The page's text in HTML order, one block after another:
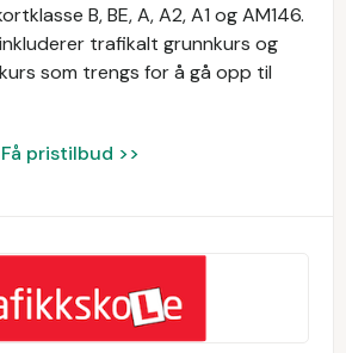
B, BE, A, A2, A1 og AM146.
trafikalt grunnkurs og
som trengs for å gå opp til
Få pristilbud >>